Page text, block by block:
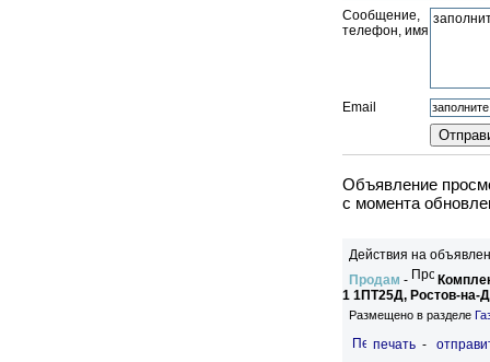
Сообщение,
телефон, имя
Email
Объявление
c момента
Действия на
Продам -
1 1ПТ25Д, Ростов-на-
Размещено в разделе
печать -